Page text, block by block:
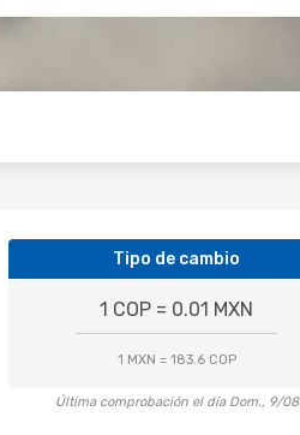
Tipo de cambio
1 COP = 0.01 MXN
1 MXN = 183.6 COP
Última comprobación el día Dom., 9/08